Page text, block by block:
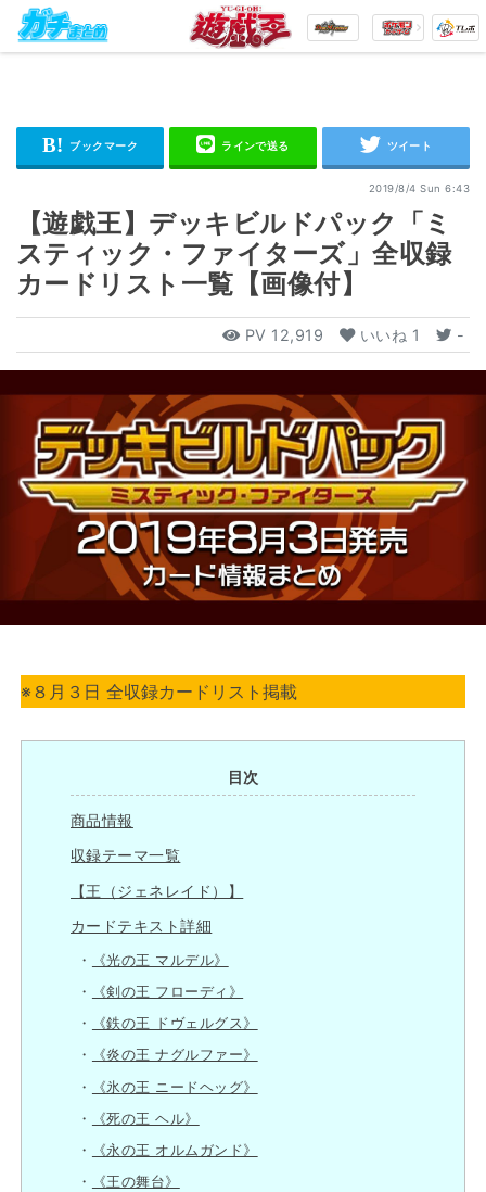
2019/8/4 Sun 6:43
【遊戯王】デッキビルドパック「ミ
スティック・ファイターズ」全収録
カードリスト一覧【画像付】
PV 12,919 いいね 1 -
※８月３日 全収録カードリスト掲載
目次
商品情報
収録テーマ一覧
【王（ジェネレイド）】
カードテキスト詳細
《光の王 マルデル》
《剣の王 フローディ》
《鉄の王 ドヴェルグス》
《炎の王 ナグルファー》
《氷の王 ニードヘッグ》
《死の王 ヘル》
《永の王 オルムガンド》
《王の舞台》